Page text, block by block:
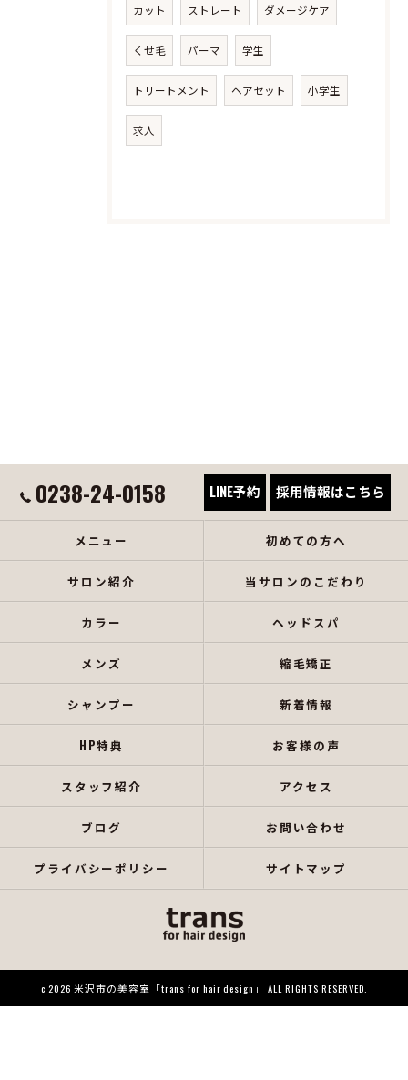
カット ストレート ダメージケア
くせ毛 パーマ 学生
トリートメント ヘアセット 小学生
求人
0238-24-0158 LINE予約 採用情報はこちら
メニュー 初めての方へ
サロン紹介 当サロンのこだわり
カラー ヘッドスパ
メンズ 縮毛矯正
シャンプー 新着情報
HP特典 お客様の声
スタッフ紹介 アクセス
ブログ お問い合わせ
プライバシーポリシー サイトマップ
c 2026 米沢市の美容室「trans for hair design」 ALL RIGHTS RESERVED.